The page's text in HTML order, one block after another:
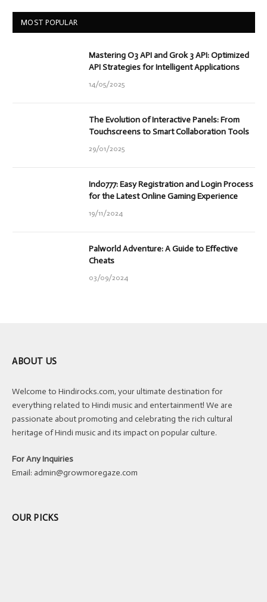
MOST POPULAR
Mastering O3 API and Grok 3 API: Optimized
API Strategies for Intelligent Applications
14/05/2025
The Evolution of Interactive Panels: From
Touchscreens to Smart Collaboration Tools
29/01/2025
Indo777: Easy Registration and Login Process
for the Latest Online Gaming Experience
19/11/2024
Palworld Adventure: A Guide to Effective
Cheats
03/09/2024
ABOUT US
Welcome to Hindirocks.com, your ultimate destination for
everything related to Hindi music and entertainment! We are
passionate about promoting and celebrating the rich cultural
heritage of Hindi music and its impact on popular culture.
For Any Inquiries
Email: admin@growmoregaze.com
OUR PICKS